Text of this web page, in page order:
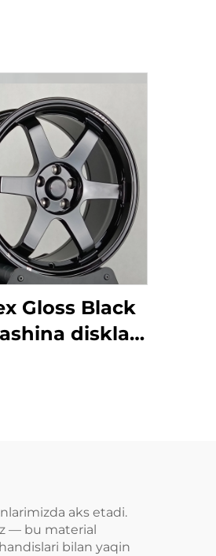
Gloss Black
disklari,
uchunaks etadi.
— bu material
bilan yaqin